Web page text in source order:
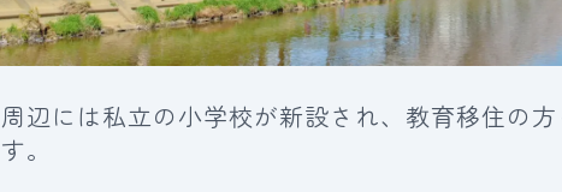
辺には私立の小学校が新設され、教育移住の
。